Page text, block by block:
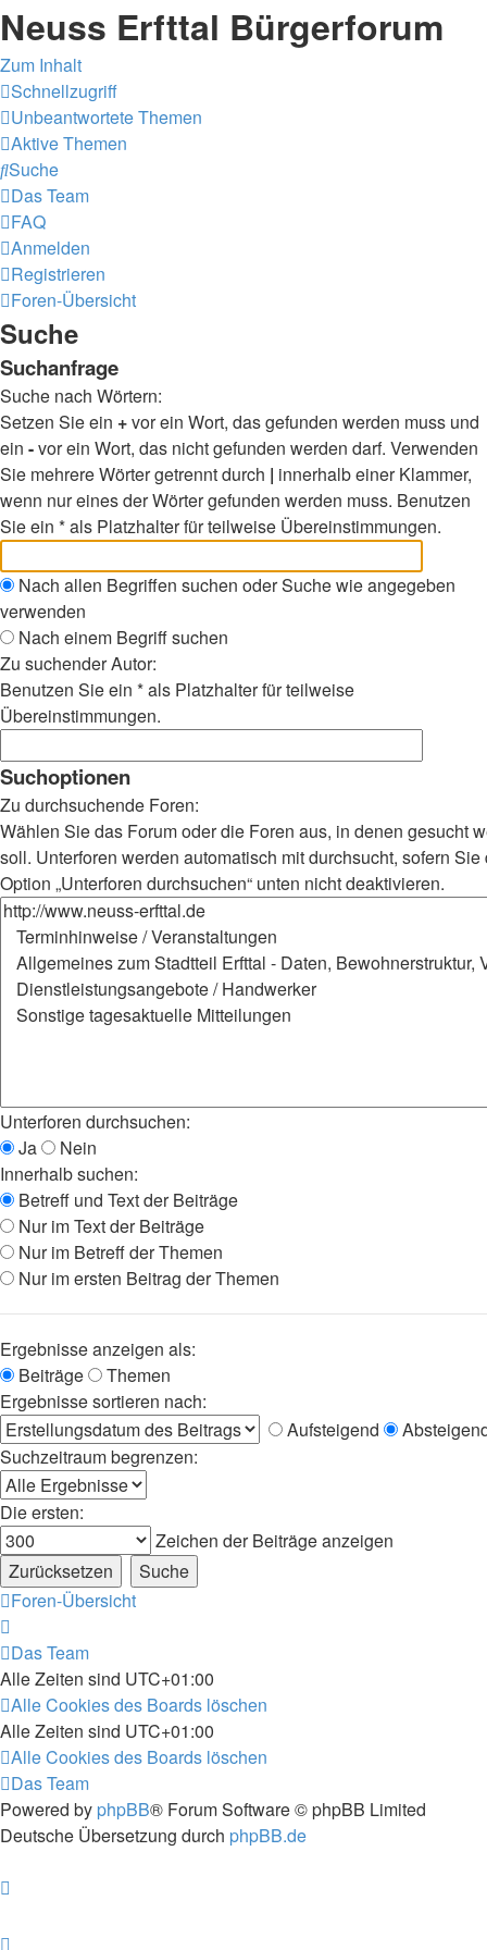
Neuss Erfttal Bürgerforum
Zum Inhalt
Schnellzugriff
Unbeantwortete Themen
Aktive Themen
Suche
Das Team
FAQ
Anmelden
Registrieren
Foren-Übersicht
Suche
Suchanfrage
Suche nach Wörtern:
Setzen Sie ein +vor ein Wort, das gefunden werden muss und
ein -vor ein Wort, das nicht gefunden werden darf. Verwenden
Sie mehrere Wörter getrennt durch | innerhalb einer Klammer,
wenn nur eines der Wörter gefunden werden muss. Benutzen
Sie ein * als Platzhalter für teilweise Übereinstimmungen.
Nach allen Begriffen suchen oder Suche wie angegeben
verwenden
Nach einem Begriff suchen
Zu suchender Autor:
Benutzen Sie ein * als Platzhalter für teilweise
Übereinstimmungen.
Suchoptionen
Zu durchsuchende Foren:
Wählen Sie das Forum oder die Foren aus, in denen gesucht
soll. Unterforen werden automatisch mit durchsucht, sofern Sie
Option „Unterforen durchsuchen“ unten nicht deaktivieren.
Unterforen durchsuchen:
Ja
Nein
Innerhalb suchen:
Betreff und Text der Beiträge
Nur im Text der Beiträge
Nur im Betreff der Themen
Nur im ersten Beitrag der Themen
Ergebnisse anzeigen als:
Beiträge
Themen
Ergebnisse sortieren nach:
Aufsteigend
Suchzeitraum begrenzen:
Die ersten:
Zeichen der Beiträge anzeigen
Foren-Übersicht
Das Team
Alle Zeiten sind UTC+01:00
Alle Cookies des Boards löschen
Alle Zeiten sind UTC+01:00
Alle Cookies des Boards löschen
Das Team
Powered by phpBB® Forum Software © phpBB Limited
Deutsche Übersetzung durch phpBB.de